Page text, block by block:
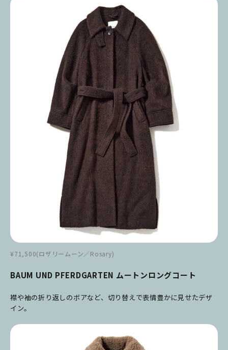
¥71,500(ロザリームーン／Rosary)
BAUM UND PFERDGARTEN ムートンロングコート
襟や袖の折り返しのボアなど、切り替えで表情豊かに見せたデザ
イン。